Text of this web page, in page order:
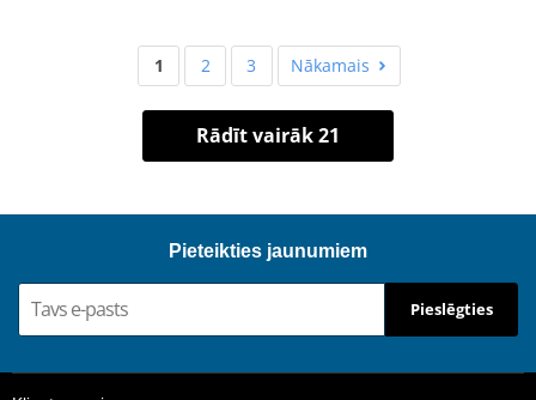
1 2 3 Nākamais
Rādīt vairāk 21
Pieteikties jaunumiem
Pieslēgties